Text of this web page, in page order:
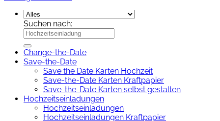
Suchen nach:
Change-the-Date
Save-the-Date
Save the Date Karten Hochzeit
Save-the-Date Karten Kraftpapier
Save-the-Date Karten selbst gestalten
Hochzeitseinladungen
Hochzeitseinladungen
Hochzeitseinladungen Kraftpapier